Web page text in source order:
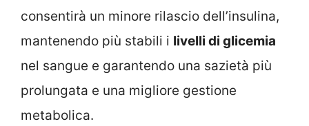
consentirà un minore rilascio dell’insulina,
mantenendo più stabili i livelli di glicemia
nel sangue e garantendo una sazietà più
prolungata e una migliore gestione
metabolica.